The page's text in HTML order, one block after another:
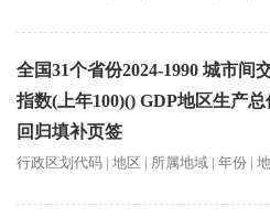
全国31个省份2024-1990 城市间
指数(上年100)() GDP地区生产
回归填补页签
行政区划代码 | 地区 | 所属地域 | 年份 | 地